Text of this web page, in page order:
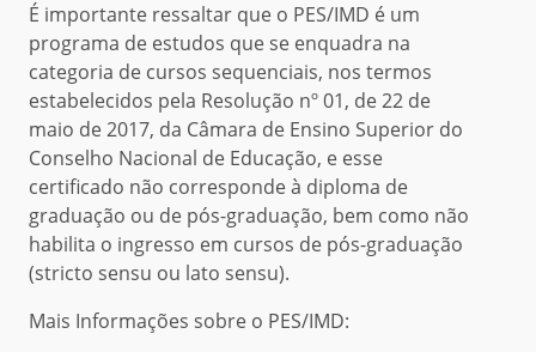
É importante ressaltar que o PES/IMD é um
programa de estudos que se enquadra na
categoria de cursos sequenciais, nos termos
estabelecidos pela Resolução nº 01, de 22 de
maio de 2017, da Câmara de Ensino Superior do
Conselho Nacional de Educação, e esse
certificado não corresponde à diploma de
graduação ou de pós-graduação, bem como não
habilita o ingresso em cursos de pós-graduação
(stricto sensu ou lato sensu).
Mais Informações sobre o PES/IMD: